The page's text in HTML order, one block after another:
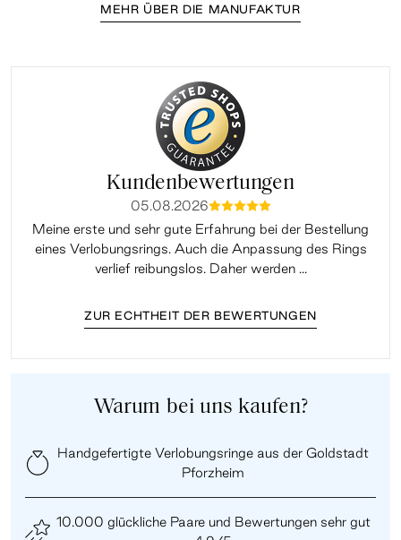
MEHR ÜBER DIE MANUFAKTUR
Kundenbewertungen
05.08.2026mmmmm
Meine erste und sehr gute Erfahrung bei der Bestellung
eines Verlobungsrings. Auch die Anpassung des Rings
verlief reibungslos. Daher werden ...
ZUR ECHTHEIT DER BEWERTUNGEN
Warum bei uns kaufen?
Handgefertigte Verlobungsringe aus der Goldstadt
Pforzheim
10.000 glückliche Paare und Bewertungen sehr gut